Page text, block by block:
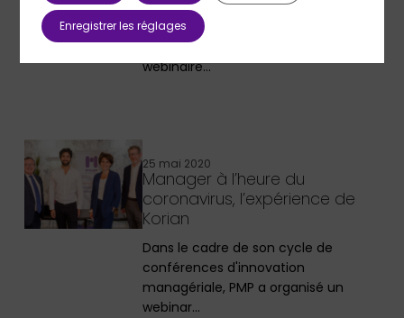
Dans le cadre de son cycle de
conférences d'innovation
managériale, PMP a organisé un
webinaire…
25 mai 2020
Manager à l’heure du
coronavirus, l’expérience de
Korian
Dans le cadre de son cycle de
conférences d'innovation
managériale, PMP a organisé un
webinar…
Enregistrer les réglages